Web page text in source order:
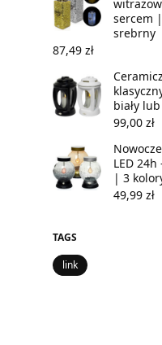
sercem
srebrny
87,49 zł
biały
99,00 zł
LED 24h
| 3
49,99 zł
TAGS
link